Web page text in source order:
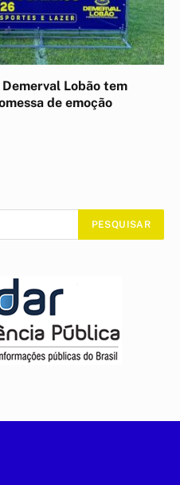
Lobão tem
de emoção